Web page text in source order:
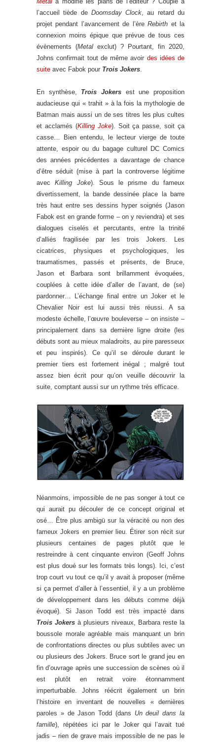
l’accueil tiède de Doomsday Clock, au retard du
projet pendant l’avancement de l’èreRebirth et la
connexion moins épique que prévue de tous ces
évènements (Metal exclut) ? Pourtant, fin 2020,
Johns confirmait tout de même avoir des idées de
suite avec Fabok pour Trois Jokers.
En synthèse, Trois Jokers est une proposition
audacieuse qui « trahit » à la fois la mythologie de
Batman mais aussi un de ses titres les plus cultes
et acclamés (Killing Joke). Soit ça passe, soit ça
casse… Bien entendu, le lecteur vierge de toute
attente, espoir ou du bagage culturel DC Comics
des années précédentes a davantage de chance
d’être séduit (mise à part la controverse légitime
avecKilling Joke). Sous le prisme du fameux
divertissement, la bande dessinée place la barre
très haut entre ses dessins hyper soignés (Jason
Fabok est en grande forme – on y reviendra) et ses
dialogues ciselés et percutants, entre la trinité
d’alliés fragilisée par les trois Jokers. Les
cicatrices, physiques et psychologiques, les
traumatismes, passés et présents, de Bruce,
Jason et Barbara sont brillamment évoquées,
couplées à cette idée d’aller de l’avant, de (se)
pardonner… L’échange final entre un Joker et le
Chevalier Noir est lui aussi très réussi. A sa
modeste échelle, l’œuvre bouleverse – on insiste –
principalement dans sa dernière ligne droite (les
débuts sont au mieux maladroits, au pire paresseux
et peu inspirés). Ce qu’il se déroule durant le
premier tiers est fortement inégal ; malgré tout
assez bien écrit pour qu’on veuille découvrir la
suite, comptant aussi sur un rythme très efficace.
Néanmoins, impossible de ne pas songer à tout ce
qui aurait pu découler de ce concept original et
osé… Être plus ambigü sur la véracité ou non des
fameux Jokers en premier lieu. Étirer son récit sur
plusieurs centaines de pages plutôt que le
restreindre à cent cinquante environ (Geoff Johns
est plus doué sur les formats très longs). Ici, c’est
trop court vu tout ce qu’il y avait à proposer (même
si ça permet d’aller à l’essentiel, il y a un problème
de développement dans les débuts comme déjà
évoqué). Si Jason Todd est très impacté dans
Trois Jokers à plusieurs niveaux, Barbara reste la
boussole morale agréable mais manquant un brin
de confrontations directes ou plus subtiles avec un
ou plusieurs des Jokers. Bruce sort le grand jeu en
fin d’ouvrage après une succession de scènes où il
est plutôt en retrait voire étonnamment
imperturbable. Johns réécrit également un brin
l’histoire en inventant de nouvelles « dernières
paroles » de Jason Todd (dans Un deuil dans la
famille), répétées ici par le Joker qui l’avait tué
jadis – rien de grave mais impossible de ne pas le